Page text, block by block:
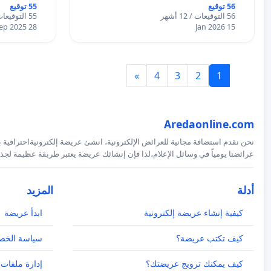
56 توقيع
56 التوقيعات / 12 أشهر
15 Jan 2026
55 توقيع
55 التوقيعات / 12 أشهر
28 Sep 2025
1
2
3
4
»
Aredaonline.com
نحن نقدم استضافة مجانية للعرائض الإلكترونية، انشئ عريضة إلكترونيةاحترافية
عرائضنا يومياً في وسائل الإعلام،لذا فإن إنشائك عريضة يعتبر طريقة عظيمة
أدلة
كيفية إنشاء عريضة إلكترونية
كيف تكتب عريضة؟
كيف يمكنك ترويج عريضتك؟
المزيد
ابدأ عريضة
سياسة
إدارة